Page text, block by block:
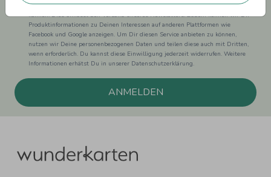
dass wir Dich mit neuesten Informationen aus unserem Angebot informieren
können. Dies umfasst den Versand unseres Newsletters. Zudem können wir Dir
Produktinformationen zu Deinen Interessen auf anderen Plattformen wie
Facebook und Google anzeigen. Um Dir diesen Service anbieten zu können,
nutzen wir Deine personenbezogenen Daten und teilen diese auch mit Dritten,
wenn erforderlich. Du kannst diese Einwilligung jederzeit widerrufen. Weitere
Informationen erhätst Du in unserer Datenschutzerklärung.
ANMELDEN